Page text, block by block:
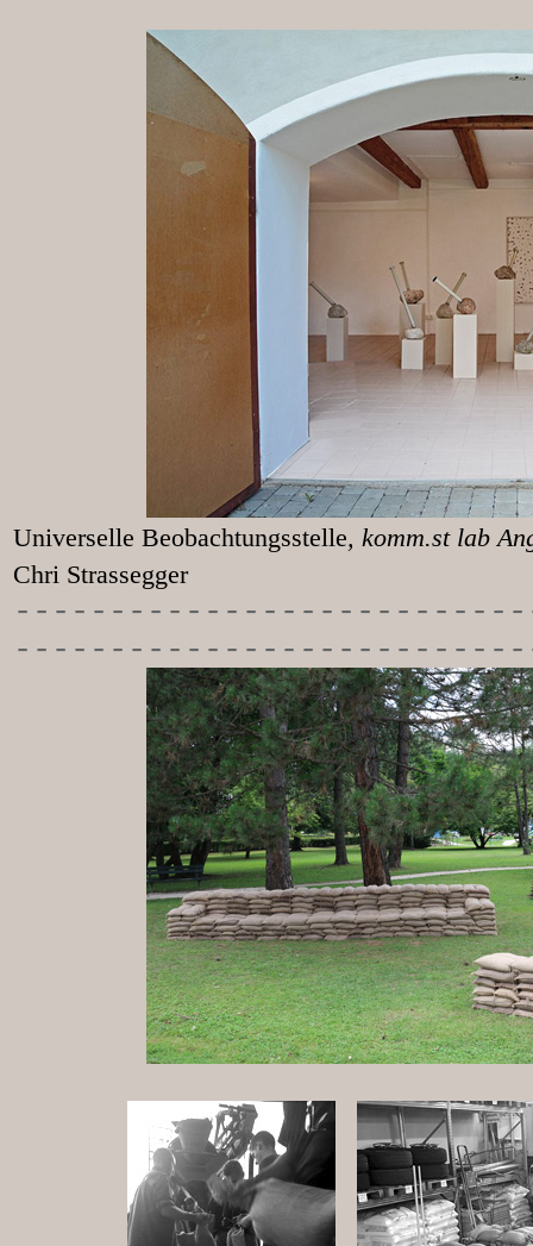
Universelle Beobachtungsstelle,
Chri Strassegger
-----------